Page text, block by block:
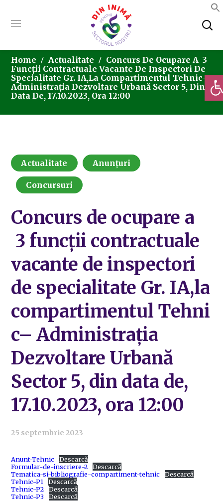
Home Actualitate
Concurs De Ocupare A 3
Funcții Contractuale Vacante De Inspectori De
Specialitate Gr. IA,la Compartimentul Tehnic–
Administrația Dezvoltare Urbană Sector 5, Din
Data De, 17.10.2023, Ora 12:00
Actualitate Anunțuri
Concursuri
Concurs de ocupare a
3 funcții contractuale
vacante de inspectori
de specialitate Gr. IA,la
compartimentul Tehni
c– Administrația
Dezvoltare Urbană
Sector 5, din data de,
17.10.2023, ora 12:00
25 septembrie 2023
Anunt-Tehnic
Descarcă
Formular-de-inscriere-2
Descarcă
Tematica-si-bibliografie-compartiment-tehnic
Descarcă
Tehnic-P1
Descarcă
Tehnic-P2
Descarcă
Tehnic-P3
Descarcă